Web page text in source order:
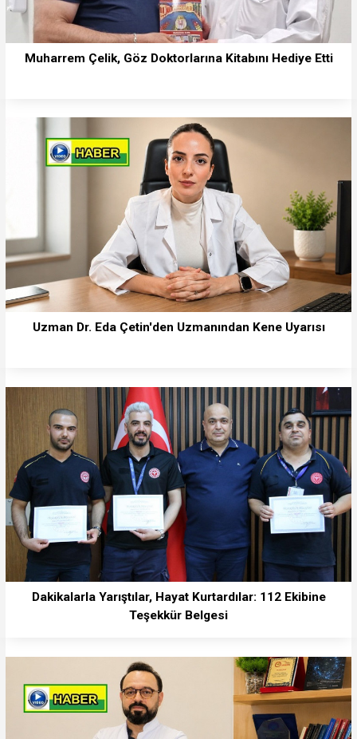
Muharrem Çelik, Göz Doktorlarına Kitabını Hediye Etti
Uzman Dr. Eda Çetin'den Uzmanından Kene Uyarısı
Dakikalarla Yarıştılar, Hayat Kurtardılar: 112 Ekibine
Teşekkür Belgesi